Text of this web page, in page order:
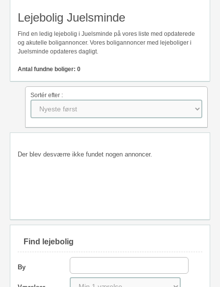
Lejebolig Juelsminde
Find en ledig lejebolig i Juelsminde på vores liste med opdaterede
og akutelle boligannoncer. Vores boligannoncer med lejeboliger i
Juelsminde opdateres dagligt.
Antal fundne boliger: 0
Sortér efter :
Der blev desværre ikke fundet nogen annoncer.
Find lejebolig
By